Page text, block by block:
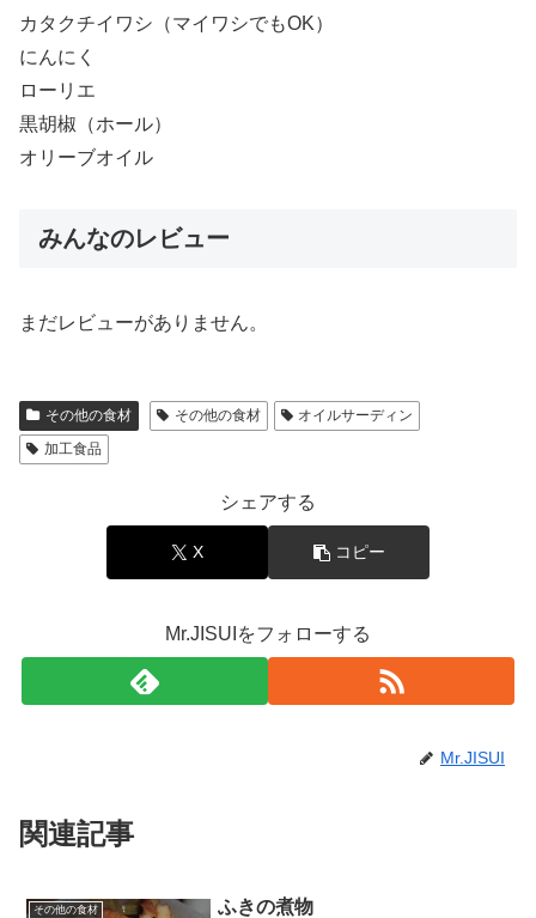
カタクチイワシ（マイワシでもOK）
にんにく
ローリエ
黒胡椒（ホール）
オリーブオイル
みんなのレビュー
まだレビューがありません。
その他の食材 その他の食材
オイルサーディン
加工食品
シェアする
X コピー
Mr.JISUIをフォローする
Mr.JISUI
関連記事
その他の食材 ふきの煮物